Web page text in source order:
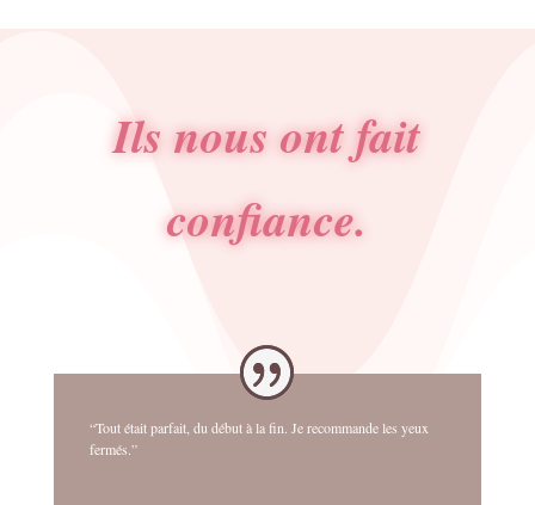
Ils nous ont fait
confiance.
“Tout était parfait, du début à la fin. Je recommande les yeux
fermés.”